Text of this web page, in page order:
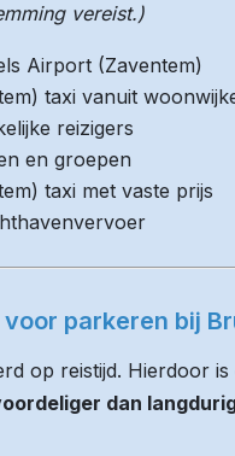
vereist.)
Airport (Zaventem)
taxi vanuit
reizigers
en groepen
taxi met vaste prijs
parkeren bij
op reistijd. Hierdoor
dan